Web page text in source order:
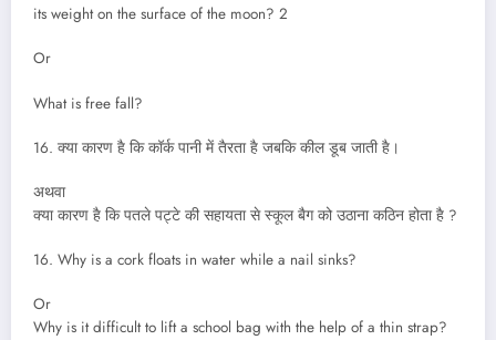
its weight on the surface of the moon? 2
Or
What is free fall?
16. क्या कारण है कि कॉर्क पानी में तैरता है जबकि कील डूब जाती है।
अथवा
क्या कारण है कि पतले पट्टे की सहायता से स्कूल बैग को उठाना कठिन होता है ?
16. Why is a cork floats in water while a nail sinks?
Or
Why is it difficult to lift a school bag with the help of a thin strap?